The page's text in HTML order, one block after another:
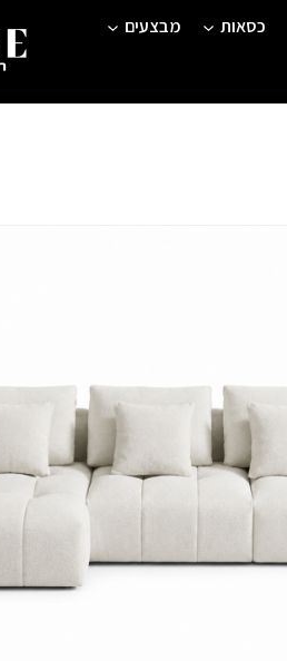
כסאות מבצעים
המחיר
הנוכחי
הוא:
13,900 ₪.